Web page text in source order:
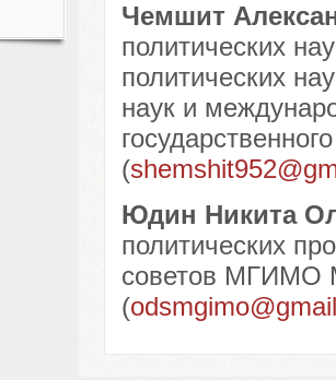
Чемшит
политических
политических
наук и
(
Юдин Никита
политических
советов МГИМО
(